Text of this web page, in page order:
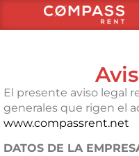
El presente aviso legal
generales que rigen el
www.compassrent.net
DATOS DE LA